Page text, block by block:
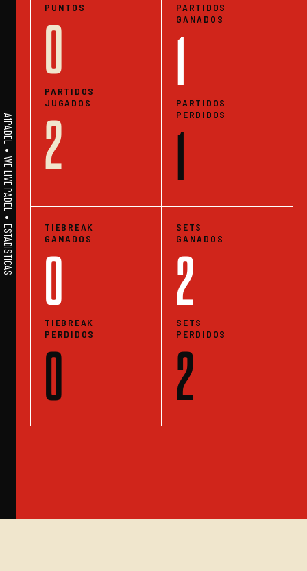
A1PADEL • WE LIVE PADEL • ESTADISTICAS
PUNTOS
0
PARTIDOS
JUGADOS
2
PARTIDOS
GANADOS
1
PARTIDOS
PERDIDOS
1
TIEBREAK
GANADOS
0
TIEBREAK
PERDIDOS
0
SETS
GANADOS
2
SETS
PERDIDOS
2